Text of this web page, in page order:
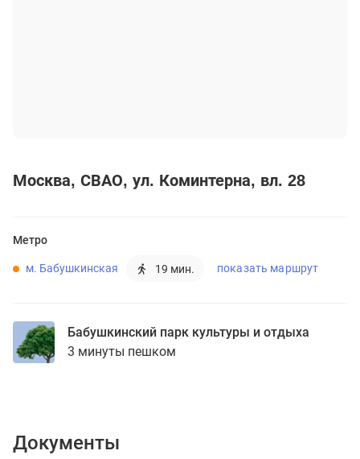
Москва СВАО ул. Коминтерна, вл. 28
Метро
м. Бабушкинская 19 мин. показать маршрут
Бабушкинский парк культуры и отдыха
3 минуты пешком
Документы